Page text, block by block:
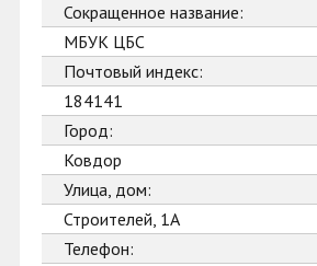
Сокращенное название:
МБУК ЦБС
Почтовый индекс:
184141
Город:
Ковдор
Улица, дом:
Строителей, 1А
Телефон: